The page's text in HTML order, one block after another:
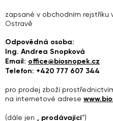
zapsané v obchodním rejstříku
Ostravě
Odpovědná osoba:
Ing. Andrea Snopková
Email: office@biosnopek.cz
Telefon: +420 777 607 344
pro prodej zboží
na internetové adrese
(dále jen „ prodávající“)